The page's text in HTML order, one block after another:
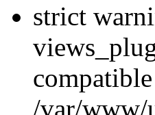
strict
/var/www/